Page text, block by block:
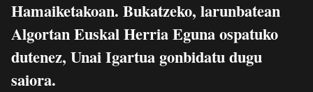
Hamaiketakoan. Bukatzeko, larunbatean
Algortan Euskal Herria Eguna ospatuko
dutenez, Unai Igartua gonbidatu dugu
saiora.